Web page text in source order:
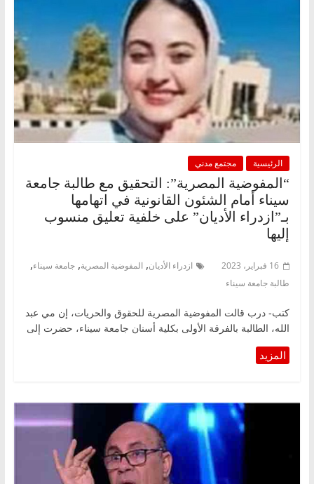
الرئيسية مجتمع مدني
“المفوضية المصرية”: التحقيق مع طالبة جامعة
سيناء أمام الشئون القانونية في اتهامها
بـ”ازدراء الأديان” على خلفية تعليق منسوب
إليها
16 فبراير، 2023 ازدراء الأديان, المفوضية المصرية, جامعة سيناء,
طالبة جامعة سيناء
كتب- درب قالت المفوضية المصرية للحقوق والحريات، إن مي عبد
الله، الطالبة بالفرقة الأولى بكلية أسنان جامعة سيناء، حضرت إلى